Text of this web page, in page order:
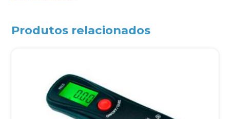
Produtos relacionados